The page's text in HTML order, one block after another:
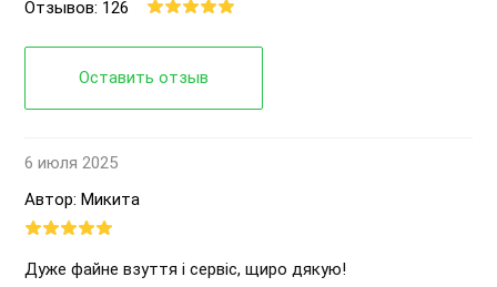
Отзывов: 126
Оставить отзыв
6 июля 2025
Автор: Микита
Дуже файне взуття і сервіс, щиро дякую!